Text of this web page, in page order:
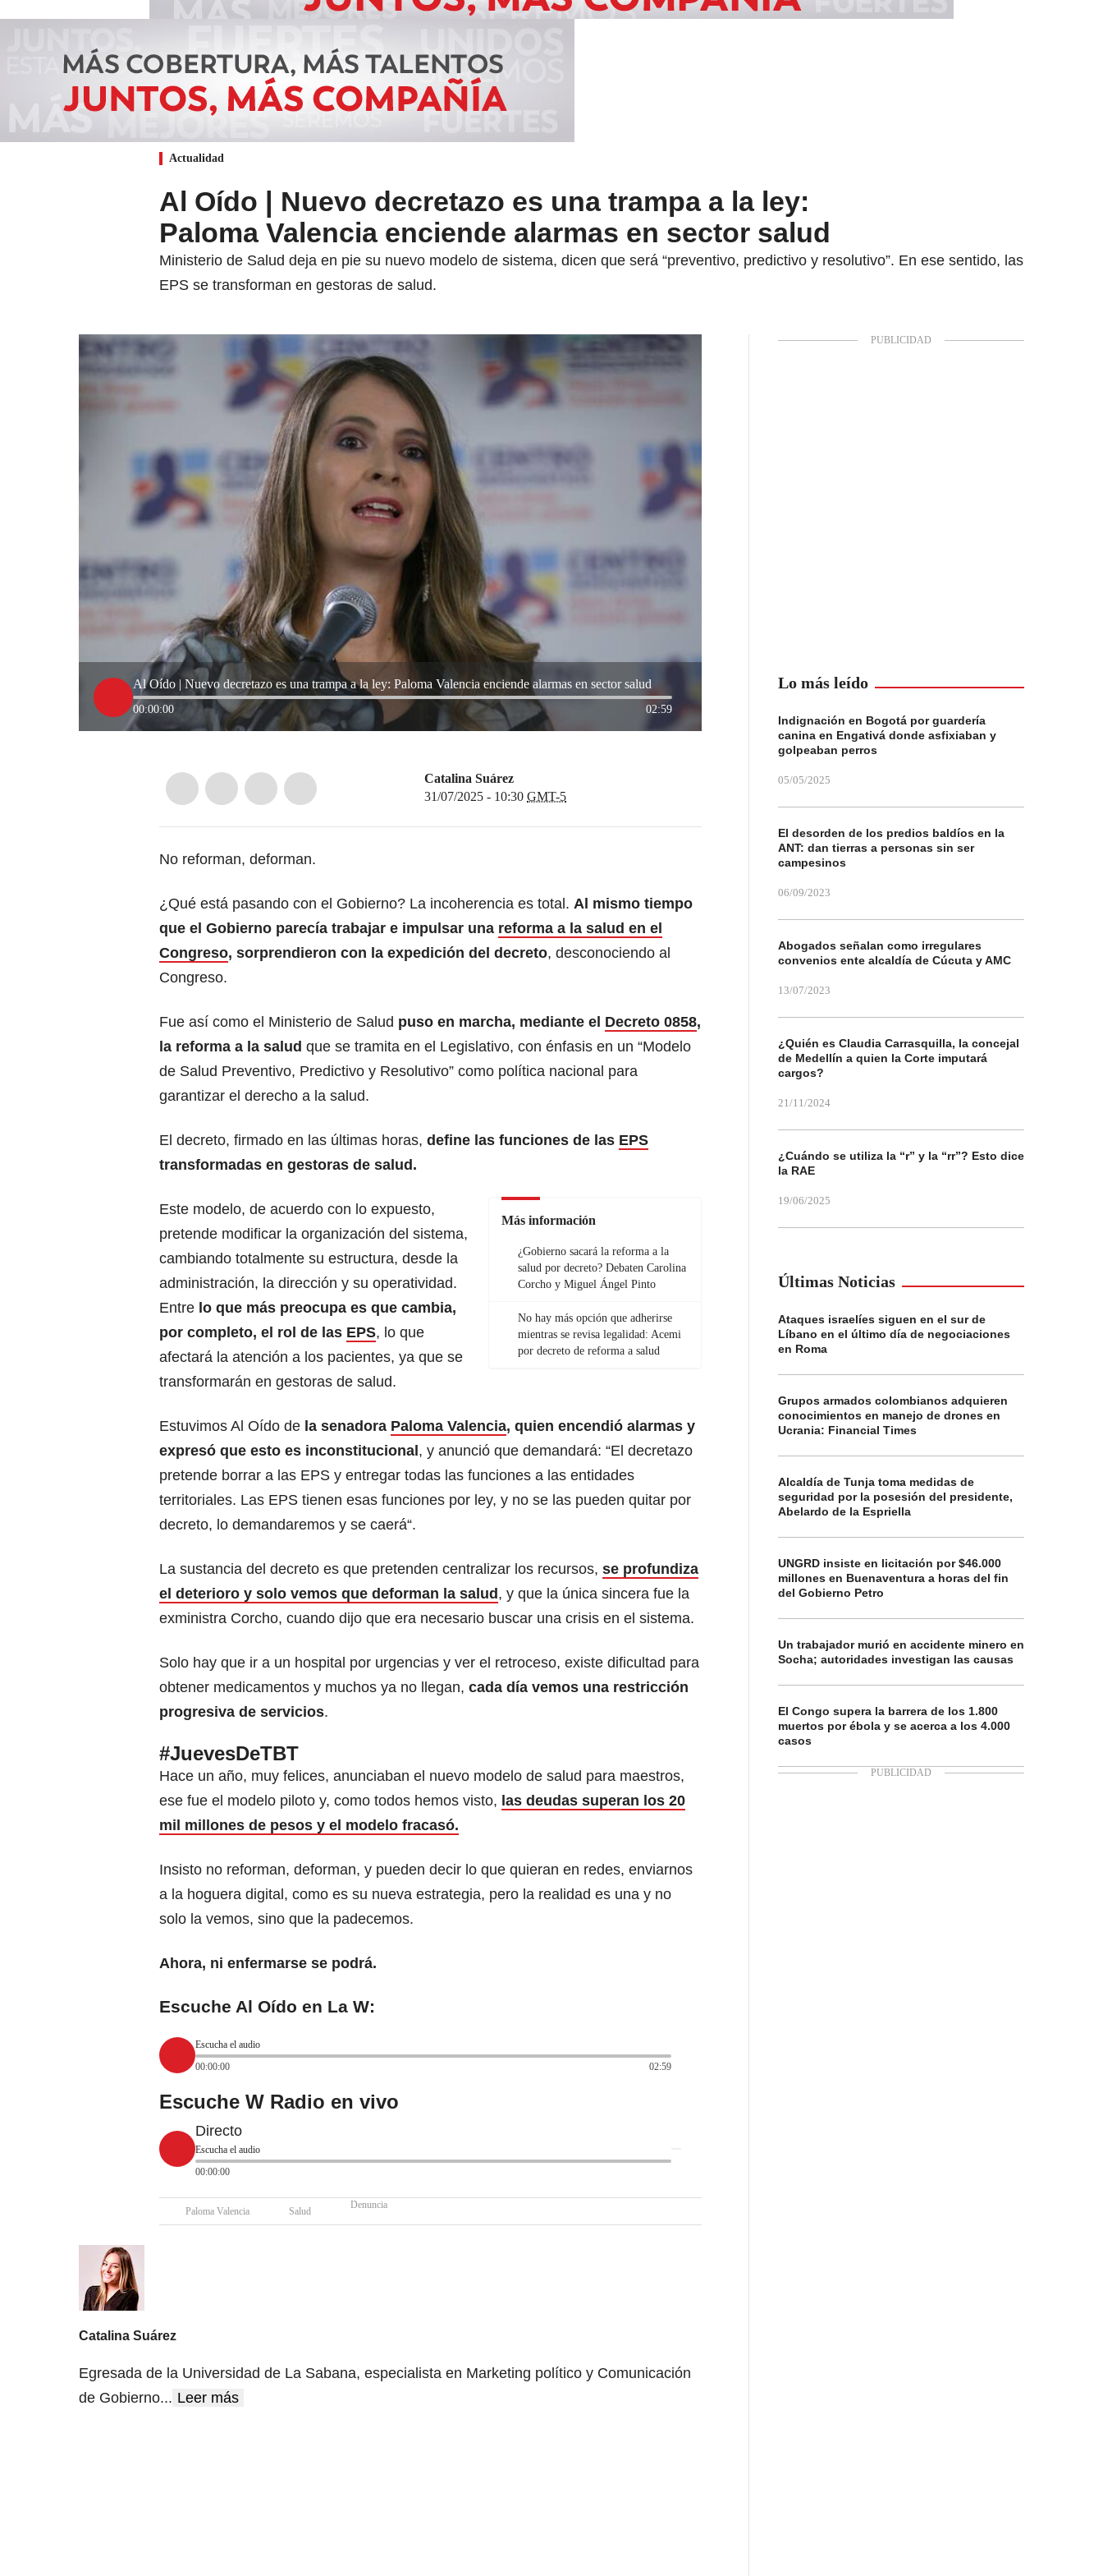
Actualidad
Al Oído | Nuevo decretazo es una trampa a la ley:
Paloma Valencia enciende alarmas en sector salud
Ministerio de Salud deja en pie su nuevo modelo de sistema, dicen que será “preventivo, predictivo y resolutivo”. En ese sentido, las
EPS se transforman en gestoras de salud.
Al Oído | Nuevo decretazo es una trampa a la ley: Paloma Valencia enciende alarmas en sector salud
00:00:00 02:59
Catalina Suárez
31/07/2025 - 10:30 GMT-5
No reforman, deforman.
¿Qué está pasando con el Gobierno? La incoherencia es total. Al mismo tiempo
que el Gobierno parecía trabajar e impulsar una reforma a la salud en el
Congreso, sorprendieron con la expedición del decreto, desconociendo al
Congreso.
Fue así como el Ministerio de Salud puso en marcha, mediante el Decreto 0858,
la reforma a la salud que se tramita en el Legislativo, con énfasis en un “Modelo
de Salud Preventivo, Predictivo y Resolutivo” como política nacional para
garantizar el derecho a la salud.
El decreto, firmado en las últimas horas, define las funciones de las EPS
transformadas en gestoras de salud.
Más información
¿Gobierno sacará la reforma a la
salud por decreto? Debaten Carolina
Corcho y Miguel Ángel Pinto
No hay más opción que adherirse
mientras se revisa legalidad: Acemi
por decreto de reforma a salud
Este modelo, de acuerdo con lo expuesto,
pretende modificar la organización del sistema,
cambiando totalmente su estructura, desde la
administración, la dirección y su operatividad.
Entre lo que más preocupa es que cambia,
por completo, el rol de las EPS, lo que
afectará la atención a los pacientes, ya que se
transformarán en gestoras de salud.
Estuvimos Al Oído de la senadora Paloma Valencia, quien encendió alarmas y
expresó que esto es inconstitucional , y anunció que demandará: “El decretazo
pretende borrar a las EPS y entregar todas las funciones a las entidades
territoriales. Las EPS tienen esas funciones por ley, y no se las pueden quitar por
decreto, lo demandaremos y se caerá“.
La sustancia del decreto es que pretenden centralizar los recursos, se profundiza
el deterioro y solo vemos que deforman la salud , y que la única sincera fue la
exministra Corcho, cuando dijo que era necesario buscar una crisis en el sistema.
Solo hay que ir a un hospital por urgencias y ver el retroceso, existe dificultad para
obtener medicamentos y muchos ya no llegan, cada día vemos una restricción
progresiva de servicios.
#JuevesDeTBT
Hace un año, muy felices, anunciaban el nuevo modelo de salud para maestros,
ese fue el modelo piloto y, como todos hemos visto, las deudas superan los 20
mil millones de pesos y el modelo fracasó.
Insisto no reforman, deforman, y pueden decir lo que quieran en redes, enviarnos
a la hoguera digital, como es su nueva estrategia, pero la realidad es una y no
solo la vemos, sino que la padecemos.
Ahora, ni enfermarse se podrá.
Escuche Al Oído en La W:
Escucha el audio
00:00:00
02:59
Escuche W Radio en vivo
Directo
Escucha el audio
00:00:00
Paloma Valencia Salud
Denuncia
Catalina Suárez
Egresada de la Universidad de La Sabana, especialista en Marketing político y Comunicación
de Gobierno... Leer más
Lo más leído
Indignación en Bogotá por guardería
canina en Engativá donde asfixiaban y
golpeaban perros
05/05/2025
El desorden de los predios baldíos en la
ANT: dan tierras a personas sin ser
campesinos
06/09/2023
Abogados señalan como irregulares
convenios ente alcaldía de Cúcuta y AMC
13/07/2023
¿Quién es Claudia Carrasquilla, la concejal
de Medellín a quien la Corte imputará
cargos?
21/11/2024
¿Cuándo se utiliza la “r” y la “rr”? Esto dice
la RAE
19/06/2025
Últimas Noticias
Ataques israelíes siguen en el sur de
Líbano en el último día de negociaciones
en Roma
Grupos armados colombianos adquieren
conocimientos en manejo de drones en
Ucrania: Financial Times
Alcaldía de Tunja toma medidas de
seguridad por la posesión del presidente,
Abelardo de la Espriella
UNGRD insiste en licitación por $46.000
millones en Buenaventura a horas del fin
del Gobierno Petro
Un trabajador murió en accidente minero en
Socha; autoridades investigan las causas
El Congo supera la barrera de los 1.800
muertos por ébola y se acerca a los 4.000
casos